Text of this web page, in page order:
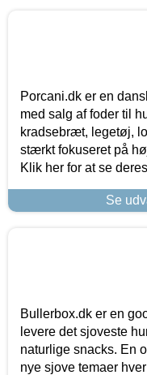
Porcani.dk er en
med salg af foder til
kradsebræt, legetøj,
stærkt fokuseret på
Klik her for at se
Se
Bullerbox.dk er en
levere det sjoveste
naturlige snacks. En
nye sjove temaer